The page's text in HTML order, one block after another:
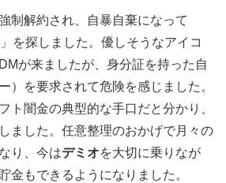
制解約され、自暴自棄になって
を探しました。優しそうなアイコ
が来ましたが、身分証を持った自
）を要求されて危険を感じました。
ト闇金の典型的な手口だと分かり、
ました。任意整理のおかげで月々の
り、今はデミオを大切に乗りなが
金もできるようになりました。